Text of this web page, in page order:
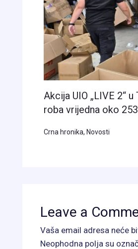
Akcija UIO „LIVE 2“
roba vrijedna oko
Crna hronika, Novosti
Leave a
Vaša email adresa neće
Neophodna polja su